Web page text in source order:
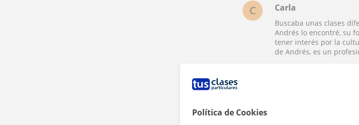
Política de Cookies
C Carla
Buscaba unas clases
Andrés lo encontré, su
tener interés por la
de Andrés, es un
Hola Carla. Muchas